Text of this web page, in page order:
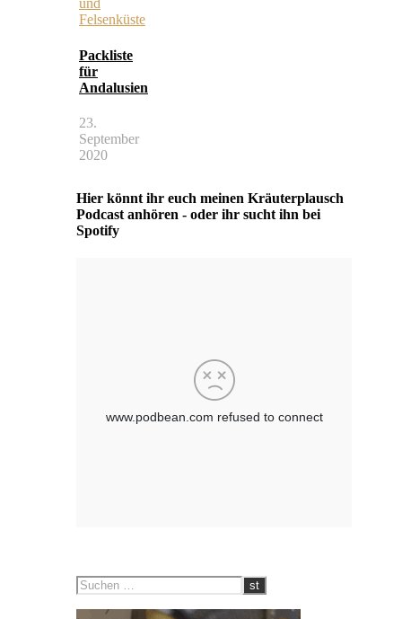
Packliste
für
Andalusien
23.
September
2020
Hier könnt ihr euch meinen Kräuterplausch
Podcast anhören - oder ihr sucht ihn bei
Spotify